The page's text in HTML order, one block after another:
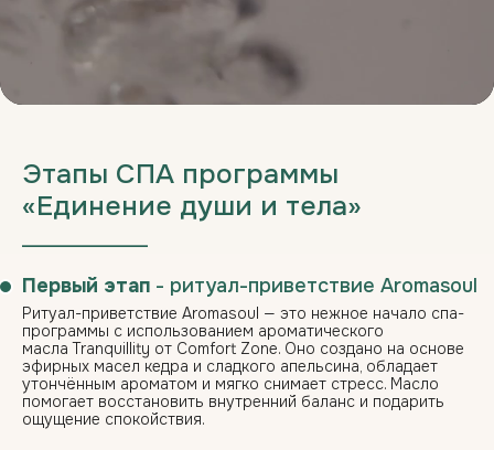
Этапы СПА программы
«Единение души и тела»
Первый этап - ритуал-приветствие Aromasoul
Ритуал-приветствие Aromasoul — это нежное начало спа-
программы с использованием ароматического
маслаTranquillity от Comfort Zone. Оно создано на основе
эфирных масел кедра и сладкого апельсина, обладает
утончённым ароматом и мягко снимает стресс. Масло
помогает восстановить внутренний баланс и подарить
ощущение спокойствия.